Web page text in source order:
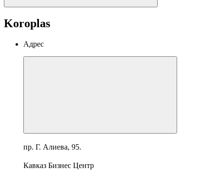
Koroplas
Адрес
пр. Г. Алиева, 95.
Кавказ Бизнес Центр